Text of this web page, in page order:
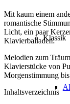
Klassik
Mit kaum einem
romantische
Licht, ein paar
Klavierballaden.
Melodien zum
Klavierstücke von
Morgenstimmung
Inhaltsverzeichnis